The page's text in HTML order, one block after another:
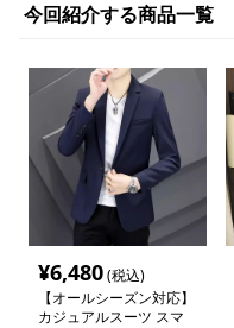
今回紹介する商品一覧
¥6,480(税込)
【オールシーズン対応】
カジュアルスーツ スマ